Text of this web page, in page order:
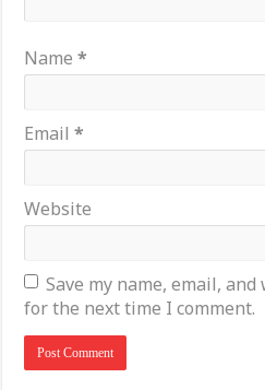
Name*
Email*
Website
Save my name, email,
for the next time I comment.